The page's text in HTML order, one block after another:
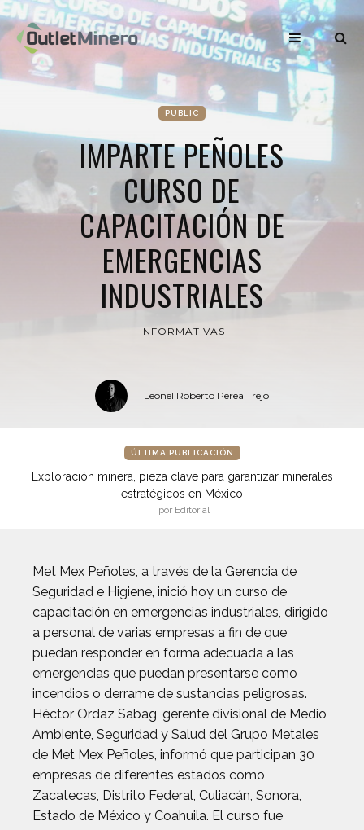
PUBLIC
IMPARTE PEÑOLES
CURSO DE
CAPACITACIÓN DE
EMERGENCIAS
INDUSTRIALES
INFORMATIVAS
Leonel Roberto Perea Trejo
ÚLTIMA PUBLICACIÓN
Exploración minera, pieza clave para garantizar minerales
estratégicos en México
por Editorial
Met Mex Peñoles, a través de la Gerencia de
Seguridad e Higiene, inició hoy un curso de
capacitación en emergencias industriales, dirigido
a personal de varias empresas a fin de que
puedan responder en forma adecuada a las
emergencias que puedan presentarse como
incendios o derrame de sustancias peligrosas.
Héctor Ordaz Sabag, gerente divisional de Medio
Ambiente, Seguridad y Salud del Grupo Metales
de Met Mex Peñoles, informó que participan 30
empresas de diferentes estados como
Zacatecas, Distrito Federal, Culiacán, Sonora,
Estado de México y Coahuila. El curso fue